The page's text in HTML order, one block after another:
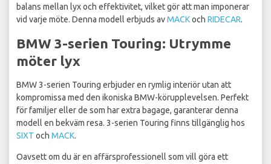
balans mellan lyx och effektivitet, vilket gör att man imponerar
vid varje möte. Denna modell erbjuds avMACKoch RIDECAR.
BMW 3-serien Touring: Utrymme
möter lyx
BMW 3-serien Touring erbjuder en rymlig interiör utan att
kompromissa med den ikoniska BMW-körupplevelsen. Perfekt
för familjer eller de som har extra bagage, garanterar denna
modell en bekväm resa. 3-serien Touring finns tillgänglig hos
SIXT och MACK.
Oavsett om du är en affärsprofessionell som vill göra ett